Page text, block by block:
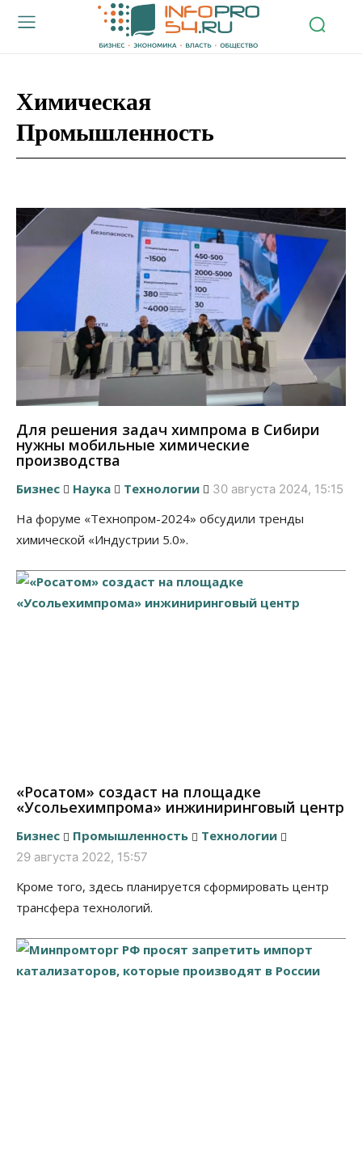
Химическая
Промышленность
Для решения задач химпрома в Сибири
нужны мобильные химические
производства
Бизнес Наука Технологии 30 августа 2024, 15:15
На форуме «Технопром-2024» обсудили тренды
химической «Индустрии 5.0».
«Росатом» создаст на площадке
«Усольехимпрома» инжиниринговый центр
Бизнес Промышленность Технологии
29 августа 2022, 15:57
Кроме того, здесь планируется сформировать центр
трансфера технологий.